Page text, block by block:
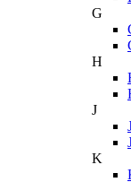
G
H
J
K